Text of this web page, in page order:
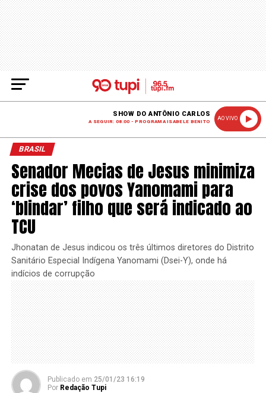
SHOW DO ANTÔNIO CARLOS
A SEGUIR: 08:00 - PROGRAMA ISABELE BENITO
AO VIVO
BRASIL
Senador Mecias de Jesus minimiza
crise dos povos Yanomami para
‘blindar’ filho que será indicado ao
TCU
Jhonatan de Jesus indicou os três últimos diretores do Distrito
Sanitário Especial Indígena Yanomami (Dsei-Y), onde há
indícios de corrupção
Publicado em 25/01/23 16:19
Por Redação Tupi